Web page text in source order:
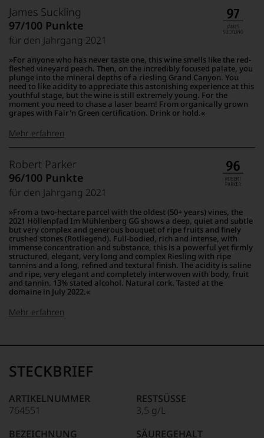
99–100 Punkte:
95–98 Punkte:
90–94 Punkte:
Unter 85 Punkte:
Tesdorpf
Der
Name
Tesdorpf
steht
für
»Fine
Wine«,
für
die
Weine
der
wie
kaum
ein
anderer.
Das
dokumentieren
wir
auch
und
gerade
mit
Bewertungen
Medaillen
oder
in
unseren
oder
in
James Suckling
97/100 Punkte
für den Jahrgang 2021
For anyone who has never taste one, this wine smells like the red-
fleshed vineyard peach. Then, on the incredibly focused palate, you
plunge into the mineral depths of a riesling Grand Canyon. You
need to like acidity to appreciate this astonishing experience at this
youthful stage, but the wine is still extremely young. For the
moment you need to chase a laser beam! From organically grown
grapes with Fair'n Green certification. Drink or hold.
100-95 Punkte:
90 Punkte und
mehr:
Unter 88
Punkte:
James
Suckling
Der
Amerikaner
James
Suckling,
Jahrgang
1958,
zählt
heute
zu
den
bedeutendsten
und
einflussreichsten
der
Dabei
geriet
mehr
über
in
Mehr erfahren
Robert Parker
96/100 Punkte
für den Jahrgang 2021
From a two-hectare parcel with the oldest (50+ years) vines, the
2021 Höllenpfad Im Mühlenberg GG shows a deep, quiet and subtle
but very complex and generous bouquet of ripe fruits and finely
crushed stones (Rotliegend). Full-bodied, rich and intense, with
immense concentration and substance, this is a powerful yet firmly
structured, elegant, very long and complex Riesling with ripe
tannins and a long, refined and textural finish. The acidity is saline
and ripe, very elegant and completely interwoven with body, fruit
and tannin. 13% stated alcohol. Natural cork. Tasted at the
domaine in July 2022.
95-90 Punkte:
Parker
Ganz
ohne
war
Robert
einer
Mehr erfahren
STECKBRIEF
ARTIKELNUMMER
764551
BEZEICHNUNG
RESTSÜSSE
3,5 g/L
SÄUREGEHALT